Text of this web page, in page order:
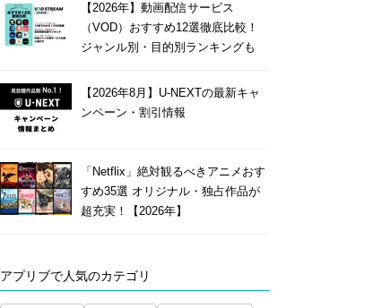
【2026年】動画配信サービス
（VOD）おすすめ12選徹底比較！
ジャンル別・目的別ランキングも
【2026年8月】U-NEXTの最新キャ
ンペーン・割引情報
「Netflix」絶対観るべきアニメおす
すめ35選 オリジナル・独占作品が
超充実！【2026年】
アプリブで人気のカテゴリ